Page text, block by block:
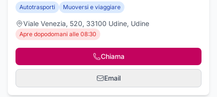
Autotrasporti Muoversi e viaggiare
Viale Venezia, 520, 33100 Udine, Udine
Apre dopodomani alle 08:30
Chiama
Email